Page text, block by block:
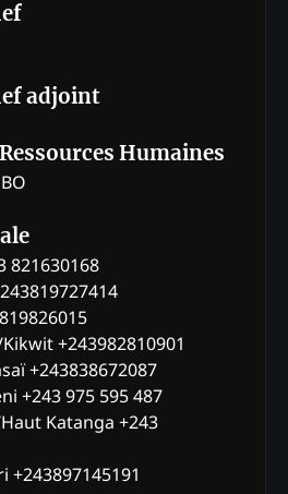
adjoint
Humaines
821630168
+243982810901
+243838672087
+243 975 595 487
Katanga +243
+243897145191